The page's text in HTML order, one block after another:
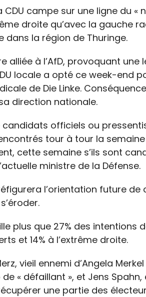
CDU campe sur une ligne du
droite qu’avec la gauche
dans la région de Thuringe.
alliée à l’AfD, provoquant
locale a opté ce week-end
de Die Linke.
direction nationale.
candidats officiels ou
tour à tour la
cette semaine s’ils sont
ministre de la Défense.
l’orientation future
plus que 27% des intentions
et 14% à l’extrême droite.
vieil ennemi d’Angela
« défaillant », et Jens
une partie des